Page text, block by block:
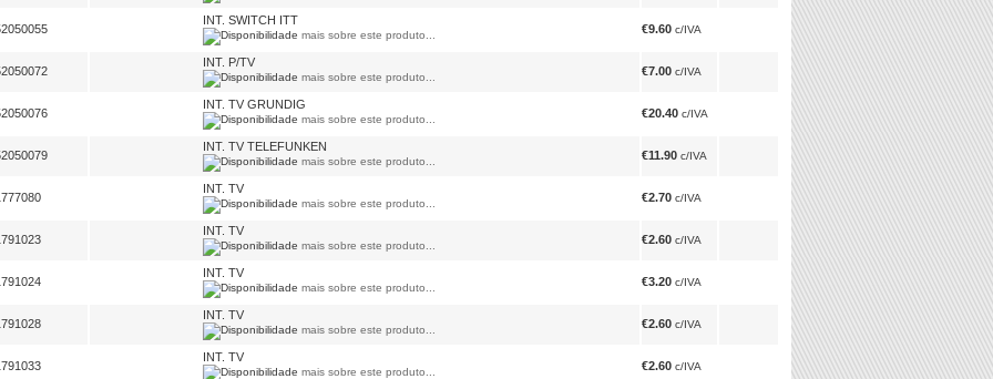
INT. SWITCH ITT
mais sobre este produto... €9.60 c/IVA
INT. P/TV
mais sobre este produto... €7.00 c/IVA
INT. TV GRUNDIG
mais sobre este produto... €20.40 c/IVA
INT. TV TELEFUNKEN
mais sobre este produto... €11.90 c/IVA
INT. TV
mais sobre este produto... €2.70 c/IVA
INT. TV
mais sobre este produto... €2.60 c/IVA
INT. TV
mais sobre este produto... €3.20 c/IVA
INT. TV
mais sobre este produto... €2.60 c/IVA
INT. TV
mais sobre este produto... €2.60 c/IVA